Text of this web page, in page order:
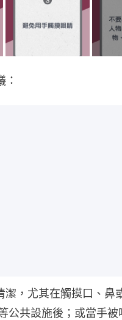
：
，尤其在觸摸口、鼻
公共設施後；或當手被